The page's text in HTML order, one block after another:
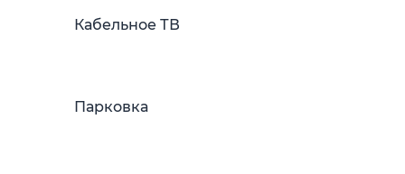
Кабельное ТВ
Парковка